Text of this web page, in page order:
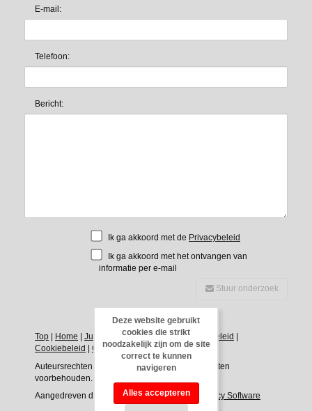
E-mail:
Telefoon:
Bericht:
Ik ga akkoord met de Privacybeleid
Ik ga akkoord met het ontvangen van
informatie per e-mail
Stuur onderzoek
Top Home Juridische kennisgeving|Privacybeleid
Cookiebeleid
Google+|Links|Direct|Contact
Auteursrechten © Rentals Javea, 2026. Alle rechten
voorbehouden.
Aangedreven door
Advance Agent - Estate Agency Software
Deze website gebruikt
cookies die strikt
noodzakelijk zijn om de site
correct te kunnen
navigeren
Alles accepteren